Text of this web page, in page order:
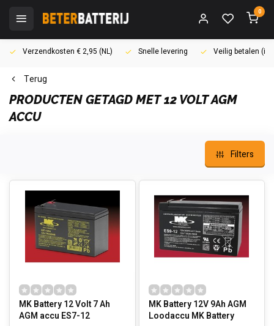
0
Verzendkosten € 2,95 (NL) Snelle levering Veilig betalen
Terug
PRODUCTEN GETAGD MET 12 VOLT AGM
ACCU
Filters
MK Battery 12 Volt 7 Ah
AGM accu ES7-12
MK Battery 12V 9Ah AGM
Loodaccu MK Battery